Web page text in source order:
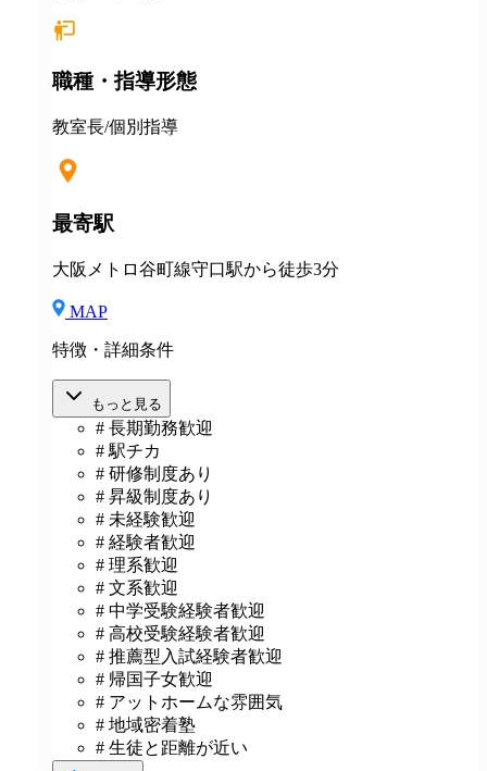
職種・指導形態
教室長/個別指導
最寄駅
大阪メトロ谷町線守口駅から徒歩3分
MAP
特徴・詳細条件
もっと見る
# 長期勤務歓迎
# 駅チカ
# 研修制度あり
# 昇級制度あり
# 未経験歓迎
# 経験者歓迎
# 理系歓迎
# 文系歓迎
# 中学受験経験者歓迎
# 高校受験経験者歓迎
# 推薦型入試経験者歓迎
# 帰国子女歓迎
# アットホームな雰囲気
# 地域密着塾
# 生徒と距離が近い